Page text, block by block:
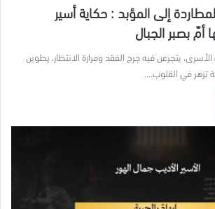
إلى المؤبد : حكاية أسير
بصبر الجبال
يتجرعن فيه جرح الفقد ومرارة الانتظار، يطوين
تزهر في القلوب.…